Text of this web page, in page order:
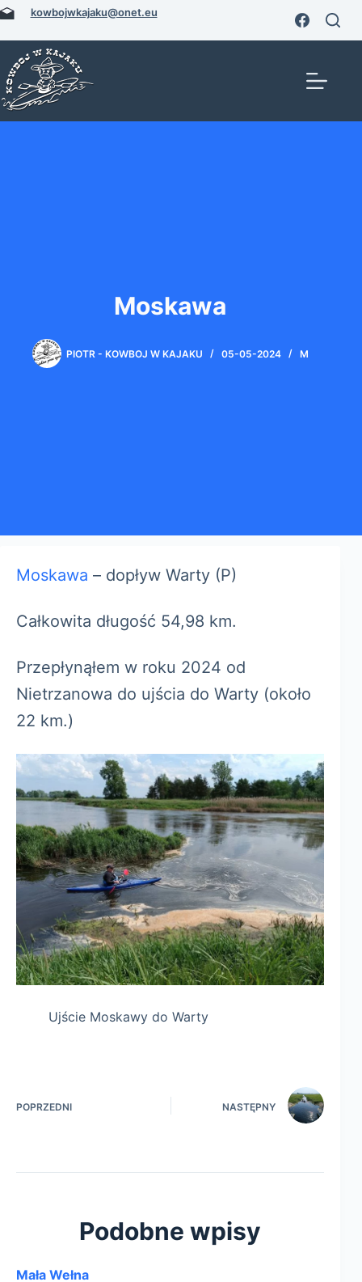
Przejdź
treści
kowbojwkajaku@onet.eu
Moskawa
PIOTR - KOWBOJ W KAJAKU 05-05-2024 M
Moskawa – dopływ Warty (P)
Całkowita długość 54,98 km.
Przepłynąłem w roku 2024 od
Nietrzanowa do ujścia do Warty (około
22 km.)
Ujście Moskawy do Warty
POPRZEDNI NASTĘPNY
Podobne wpisy
Mała Wełna